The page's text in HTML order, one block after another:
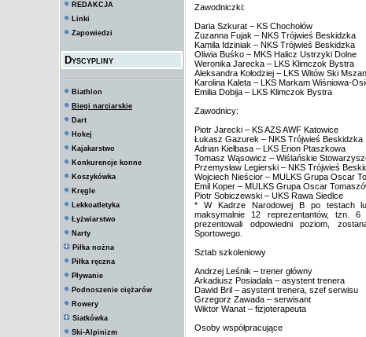
REDAKCJA
Linki
Zapowiedzi
Dyscypliny
Biathlon
Biegi narciarskie
Dart
Hokej
Kajakarstwo
Konkurencje konne
Koszykówka
Kręgle
Lekkoatletyka
Łyżwiarstwo
Narty
Piłka nożna
Piłka ręczna
Pływanie
Podnoszenie ciężarów
Rowery
Siatkówka
Ski-Alpinizm
Zawodniczki:
Daria Szkurat – KS Chochołów
Zuzanna Fujak – NKS Trójwieś Beskidzka
Kamila Idziniak – NKS Trójwieś Beskidzka
Oliwia Buśko – MKS Halicz Ustrzyki Dolne
Weronika Jarecka – LKS Klimczok Bystra
Aleksandra Kołodziej – LKS Witów Ski
Karolina Kaleta – LKS Markam Wiśniowa-
Emilia Dobija – LKS Klimczok Bystra
Zawodnicy:
Piotr Jarecki – KS AZS AWF Katowice
Łukasz Gazurek – NKS Trójwieś Beskidzka
Adrian Kiełbasa – LKS Erion Ptaszkowa
Tomasz Wąsowicz – Wiślańskie
Przemysław Legierski – NKS Trójwieś
Wojciech Nieścior – MULKS Grupa Oscar
Emil Koper – MULKS Grupa Oscar
Piotr Sobiczewski – UKS Rawa Siedlce
* W Kadrze Narodowej B po testach
maksymalnie 12 reprezentantów, tzn.
prezentowali odpowiedni poziom,
Sportowego.
Sztab szkoleniowy
Andrzej Leśnik – trener główny
Arkadiusz Posiadała – asystent trenera
Dawid Bril – asystent trenera, szef serwisu
Grzegorz Zawada – serwisant
Wiktor Wanat – fizjoterapeuta
Osoby współpracujące